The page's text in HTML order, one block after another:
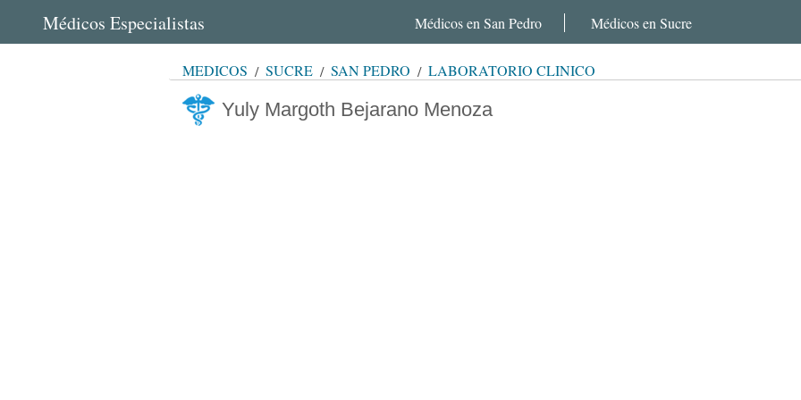
Médicos Especialistas Médicos en San Pedro Médicos en Sucre
MÉDICOS SUCRE SAN PEDRO LABORATORIO CLÍNICO
Yuly Margoth Bejarano Menoza